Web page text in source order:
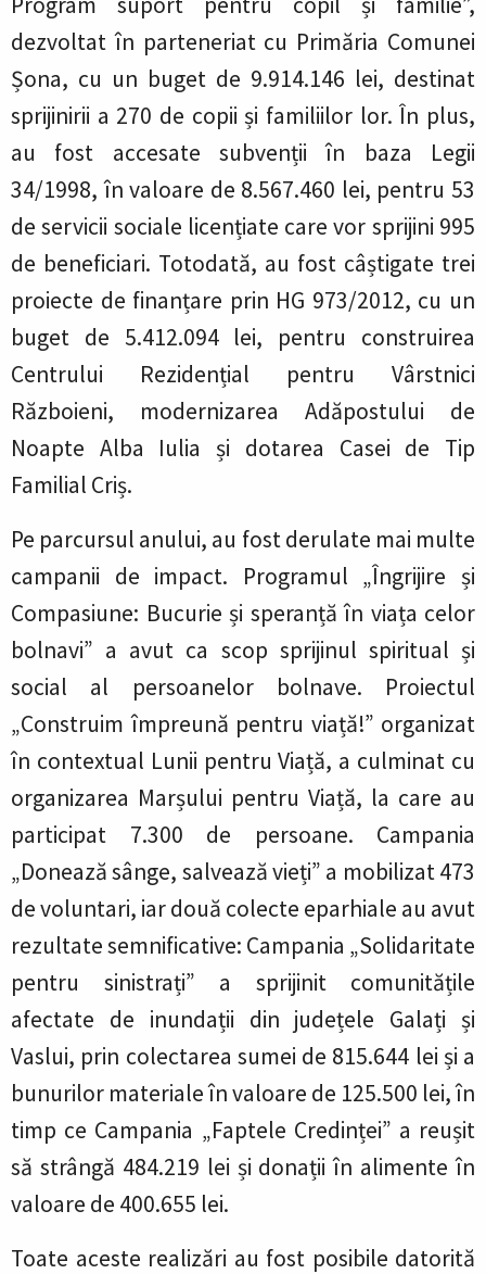
dezvoltat în parteneriat cu Primăria Comunei
Șona, cu un buget de 9.914.146 lei, destinat
sprijinirii a 270 de copii și familiilor lor. În plus,
au fost accesate subvenții în baza Legii
34/1998, în valoare de 8.567.460 lei, pentru 53
de servicii sociale licențiate care vor sprijini 995
de beneficiari. Totodată, au fost câștigate trei
proiecte de finanțare prin HG 973/2012, cu un
buget de 5.412.094 lei, pentru construirea
Centrului Rezidențial pentru Vârstnici
Războieni, modernizarea Adăpostului de
Noapte Alba Iulia și dotarea Casei de Tip
Familial Criș.
Pe parcursul anului, au fost derulate mai multe
campanii de impact. Programul „Îngrijire și
Compasiune: Bucurie și speranță în viața celor
bolnavi” a avut ca scop sprijinul spiritual și
social al persoanelor bolnave. Proiectul
„Construim împreună pentru viață!” organizat
în contextual Lunii pentru Viață, a culminat cu
organizarea Marșului pentru Viață, la care au
participat 7.300 de persoane. Campania
„Donează sânge, salvează vieți” a mobilizat 473
de voluntari, iar două colecte eparhiale au avut
rezultate semnificative: Campania „Solidaritate
pentru sinistrați” a sprijinit comunitățile
afectate de inundații din județele Galați și
Vaslui, prin colectarea sumei de 815.644 lei și a
bunurilor materiale în valoare de 125.500 lei, în
timp ce Campania „Faptele Credinței” a reușit
să strângă 484.219 lei și donații în alimente în
valoare de 400.655 lei.
Toate aceste realizări au fost posibile datorită